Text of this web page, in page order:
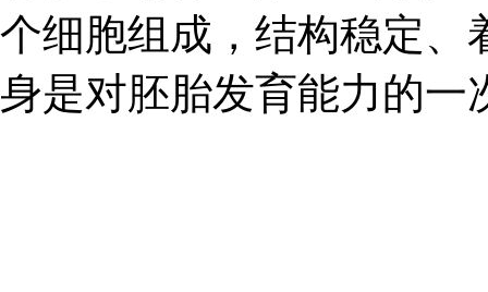
个细胞组成，结构稳定、
身是对胚胎发育能力的一